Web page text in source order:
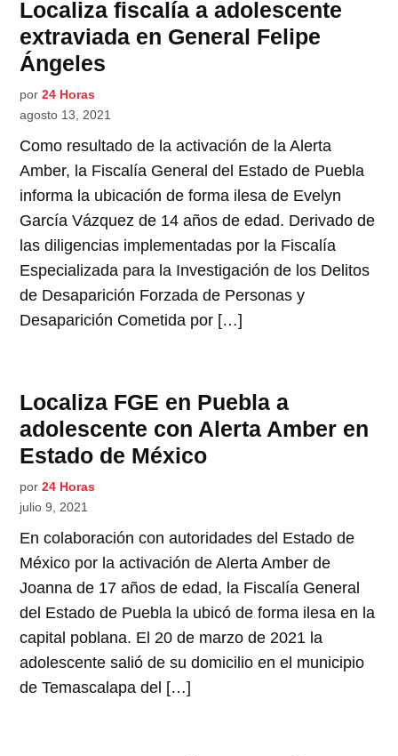
Localiza fiscalía a adolescente
extraviada en General Felipe
Ángeles
por 24 Horas
agosto 13, 2021
Como resultado de la activación de la Alerta
Amber, la Fiscalía General del Estado de Puebla
informa la ubicación de forma ilesa de Evelyn
García Vázquez de 14 años de edad. Derivado de
las diligencias implementadas por la Fiscalía
Especializada para la Investigación de los Delitos
de Desaparición Forzada de Personas y
Desaparición Cometida por […]
Localiza FGE en Puebla a
adolescente con Alerta Amber en
Estado de México
por 24 Horas
julio 9, 2021
En colaboración con autoridades del Estado de
México por la activación de Alerta Amber de
Joanna de 17 años de edad, la Fiscalía General
del Estado de Puebla la ubicó de forma ilesa en la
capital poblana. El 20 de marzo de 2021 la
adolescente salió de su domicilio en el municipio
de Temascalapa del […]